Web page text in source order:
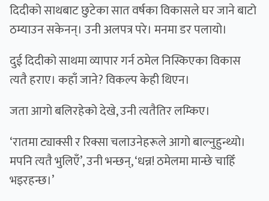
दिदीको साथबाट छुटेका सात वर्षका विकासले घर जाने बाटो
ठम्याउन सकेनन्। उनी अलपत्र परे। मनमा डर पलायो।
दुई दिदीको साथमा व्यापार गर्न ठमेल निस्किएका विकास
त्यतै हराए। कहाँ जाने? विकल्प केही थिएन।
जता आगो बलिरहेको देखे, उनी त्यतैतिर लम्किए।
‘रातमा ट्याक्सी र रिक्सा चलाउनेहरूले आगो बाल्नुहुन्थ्यो।
मपनि त्यतै भुलिएँ’, उनी भन्छन्, ‘धन्न! ठमेलमा मान्छे चाहिँ
भइरहन्छ।’